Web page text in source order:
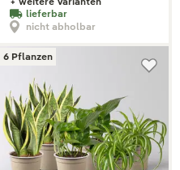
lieferbar
nicht abholbar
6 Pflanzen